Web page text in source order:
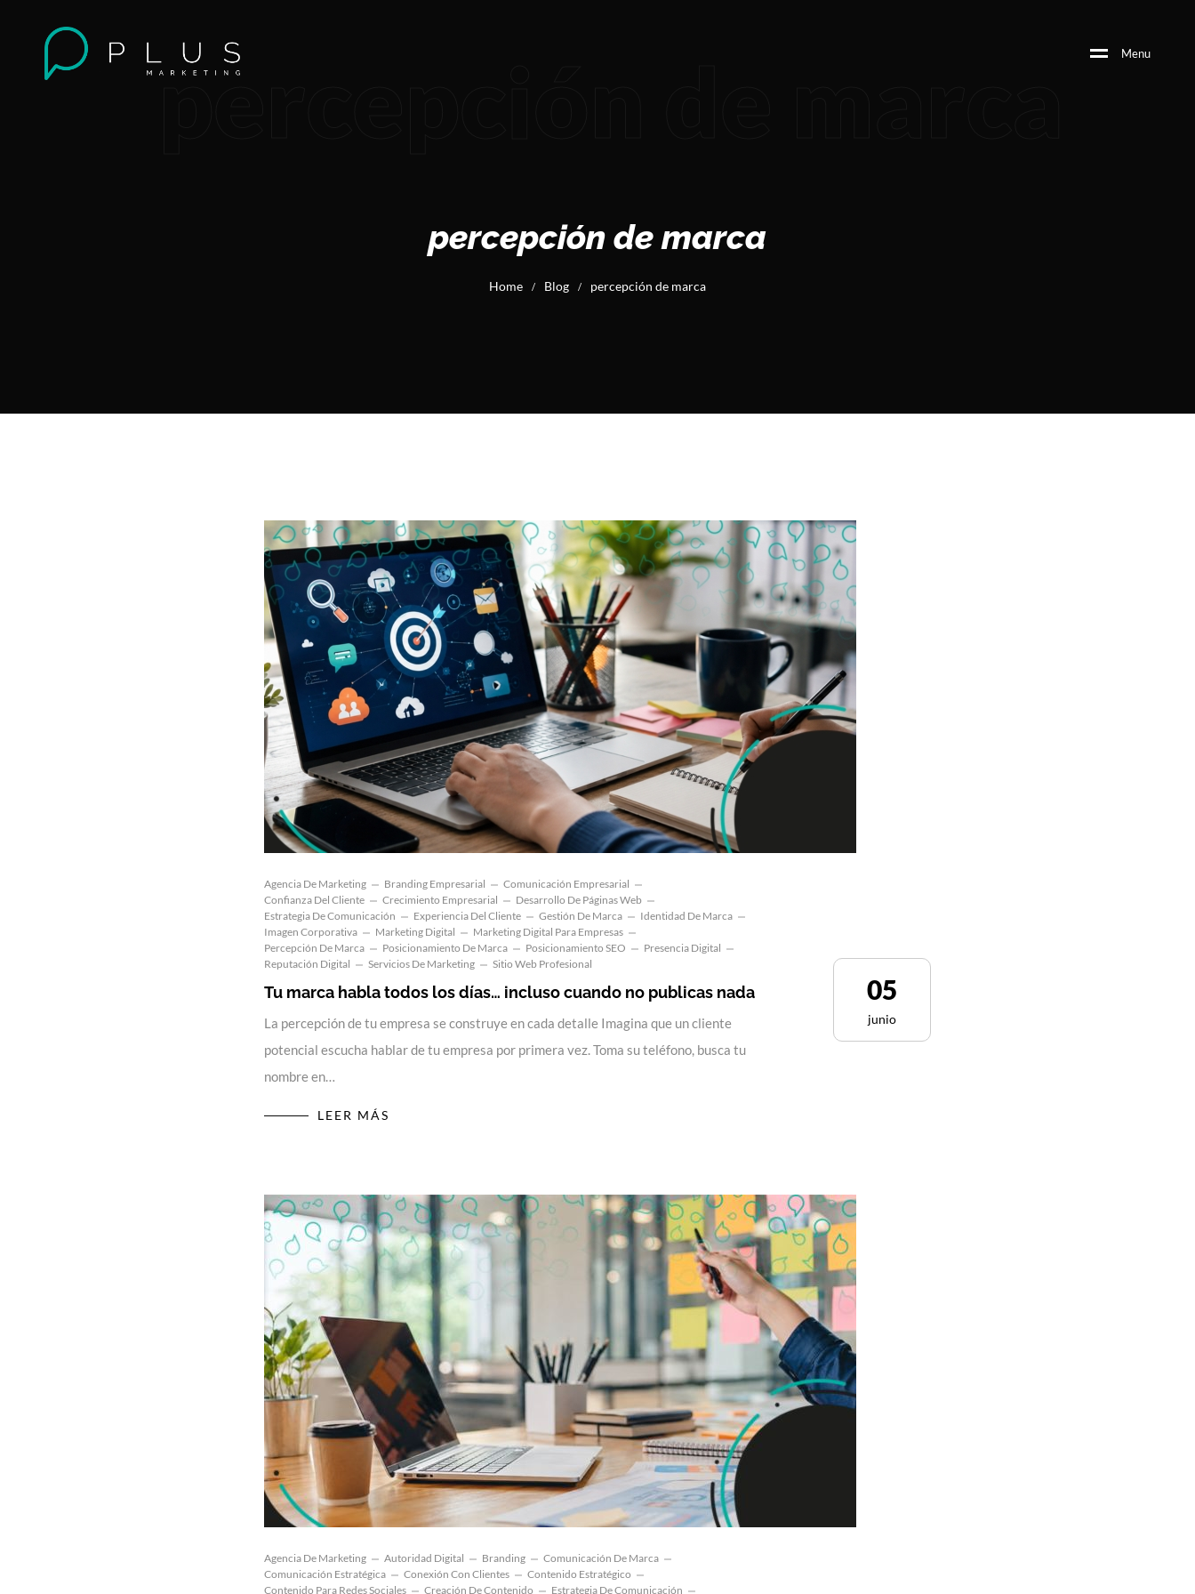
Menu
percepción de marca
percepción de marca
Home / Blog / percepción de marca
Agencia De Marketing Branding Empresarial
Comunicación Empresarial
Confianza Del Cliente
Crecimiento Empresarial
Desarrollo De Páginas Web
Estrategia De Comunicación
Experiencia Del Cliente Gestión De Marca
Identidad De Marca
Imagen Corporativa
Marketing Digital
Marketing Digital Para Empresas
Percepción De Marca
Posicionamiento De Marca Posicionamiento SEO
Presencia Digital
Reputación Digital
Servicios De Marketing Sitio Web Profesional
Tu marca habla todos los días… incluso cuando no publicas nada
La percepción de tu empresa se construye en cada detalle Imagina que un cliente
potencial escucha hablar de tu empresa por primera vez. Toma su teléfono, busca tu
nombre en…
LEER MÁS
05
junio
Agencia De Marketing Autoridad Digital Branding
Comunicación De Marca
Comunicación Estratégica
Conexión Con Clientes
Contenido Estratégico
Contenido Para Redes Sociales
Creación De Contenido Estrategia De Comunicación